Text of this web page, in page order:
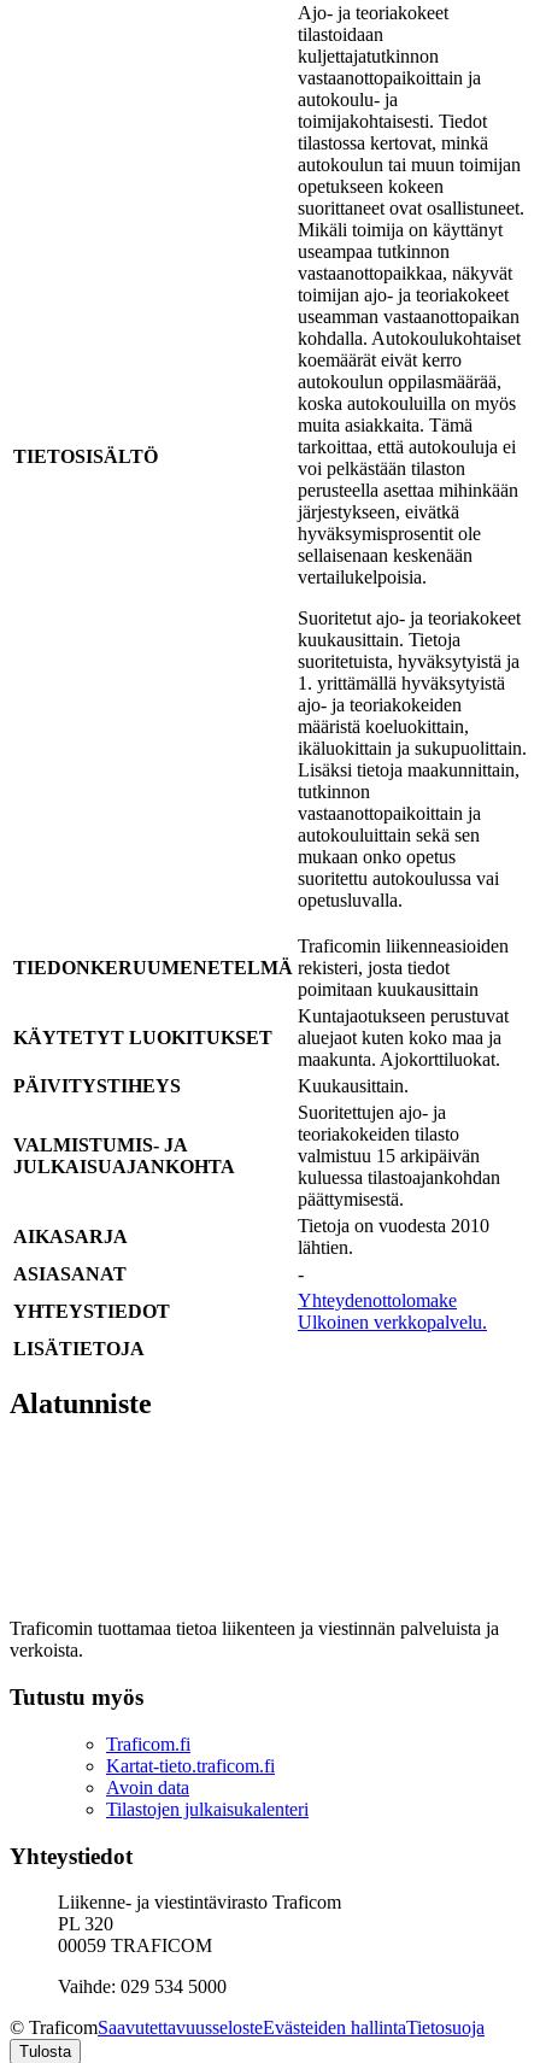
TIETOSISÄLTÖ
Ajo- ja teoriakokeet
tilastoidaan
kuljettajatutkinnon
vastaanottopaikoittain ja
autokoulu- ja
toimijakohtaisesti. Tiedot
tilastossa kertovat, minkä
autokoulun tai muun toimijan
opetukseen kokeen
suorittaneet ovat osallistuneet.
Mikäli toimija on käyttänyt
useampaa tutkinnon
vastaanottopaikkaa, näkyvät
toimijan ajo- ja teoriakokeet
useamman vastaanottopaikan
kohdalla. Autokoulukohtaiset
koemäärät eivät kerro
autokoulun oppilasmäärää,
koska autokouluilla on myös
muita asiakkaita. Tämä
tarkoittaa, että autokouluja ei
voi pelkästään tilaston
perusteella asettaa mihinkään
järjestykseen, eivätkä
hyväksymisprosentit ole
sellaisenaan keskenään
vertailukelpoisia.
Suoritetut ajo- ja teoriakokeet
kuukausittain. Tietoja
suoritetuista, hyväksytyistä ja
1. yrittämällä hyväksytyistä
ajo- ja teoriakokeiden
määristä koeluokittain,
ikäluokittain ja sukupuolittain.
Lisäksi tietoja maakunnittain,
tutkinnon
vastaanottopaikoittain ja
autokouluittain sekä sen
mukaan onko opetus
suoritettu autokoulussa vai
opetusluvalla.
TIEDONKERUUMENETELMÄ
Traficomin liikenneasioiden
rekisteri, josta tiedot
poimitaan kuukausittain
KÄYTETYT LUOKITUKSET
Kuntajaotukseen perustuvat
aluejaot kuten koko maa ja
maakunta. Ajokorttiluokat.
PÄIVITYSTIHEYS
Kuukausittain.
VALMISTUMIS- JA
JULKAISUAJANKOHTA
Suoritettujen ajo- ja
teoriakokeiden tilasto
valmistuu 15 arkipäivän
kuluessa tilastoajankohdan
päättymisestä.
AIKASARJA
Tietoja on vuodesta 2010
lähtien.
ASIASANAT
-
YHTEYSTIEDOT
Yhteydenottolomake
Ulkoinen verkkopalvelu.
LISÄTIETOJA
Alatunniste
Traficomin tuottamaa tietoa liikenteen ja viestinnän palveluista ja
verkoista.
Tutustu myös
Traficom.fi
Kartat-tieto.traficom.fi
Avoin data
Tilastojen julkaisukalenteri
Yhteystiedot
Liikenne- ja viestintävirasto Traficom
PL 320
00059 TRAFICOM
Vaihde: 029 534 5000
© TraficomSaavutettavuusselosteEvästeiden hallintaTietosuoja
Tulosta